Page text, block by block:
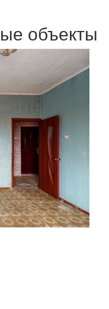
объекты